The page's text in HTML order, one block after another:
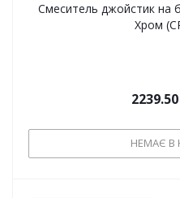
Смеситель джойстик на
Хром
2239.50
НЕМАЄ В